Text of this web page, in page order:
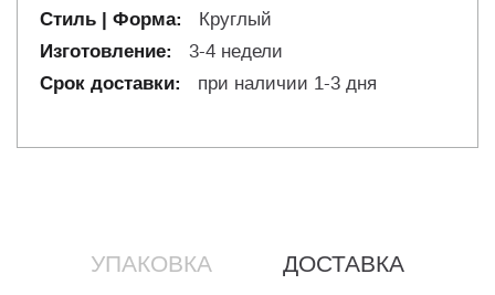
Круглый
3-4 недели
при наличии 1-3 дня
УПАКОВКА ДОСТАВКА